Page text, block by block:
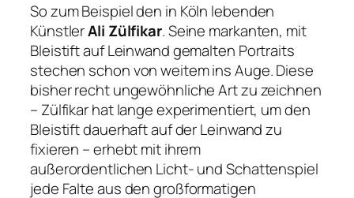
So zum Beispiel den in Köln lebenden
KünstlerAli Zülfikar. Seine markanten, mit
Bleistift auf Leinwand gemalten Portraits
stechen schon von weitem ins Auge. Diese
bisher recht ungewöhnliche Art zu zeichnen
– Zülfikar hat lange experimentiert, um den
Bleistift dauerhaft auf der Leinwand zu
fixieren – erhebt mit ihrem
außerordentlichen Licht- und Schattenspiel
jede Falte aus den großformatigen